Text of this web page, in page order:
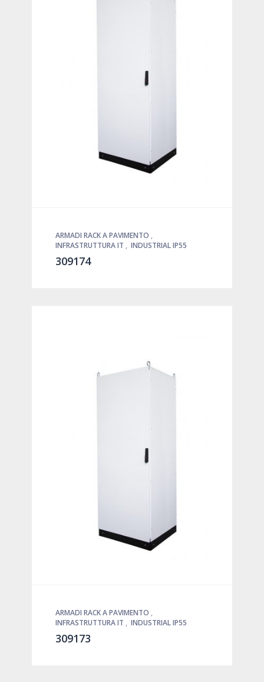
ARMADI RACK A PAVIMENTO ,
INFRASTRUTTURA IT , INDUSTRIAL IP55
309174
ARMADI RACK A PAVIMENTO ,
INFRASTRUTTURA IT , INDUSTRIAL IP55
309173